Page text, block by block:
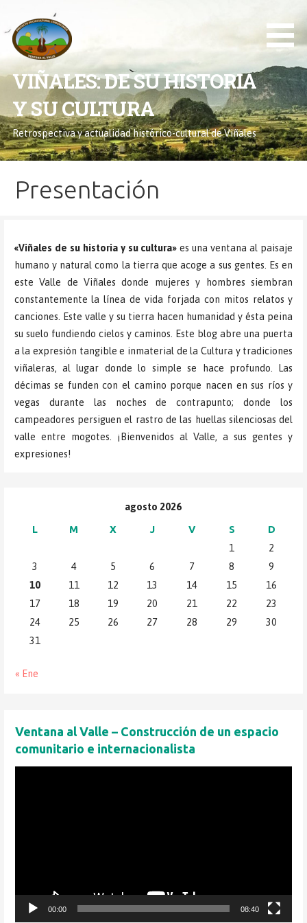
contenido
VIÑALES: DE SU HISTORIA
Y SU CULTURA
Retrospectiva y actualidad histórico-cultural de Viñales
Presentación
«Viñales de su historia y su cultura» es una ventana al paisaje
humano y natural como la tierra que acoge a sus gentes. Es en
este Valle de Viñales donde mujeres y hombres siembran
constantemente la línea de vida forjada con mitos relatos y
canciones. Este valle y su tierra hacen humanidad y ésta peina
su suelo fundiendo cielos y caminos. Este blog abre una puerta
a la expresión tangible e inmaterial de la Cultura y tradiciones
viñaleras, al lugar donde lo simple se hace profundo. Las
décimas se funden con el camino porque nacen en sus ríos y
vegas durante las noches de contrapunto; donde los
campeadores persiguen el rastro de las huellas silenciosas del
valle entre mogotes. ¡Bienvenidos al Valle, a sus gentes y
expresiones!
agosto 2026
L M X J V S
D
1
2
3
4 5 6 7 8
9
10
11 12 13 14 15
16
17
18 19 20 21 22
23
24
25 26 27 28 29
30
31
« Ene
Ventana al Valle – Construcción de un espacio
comunitario e internacionalista
00:00 08:40